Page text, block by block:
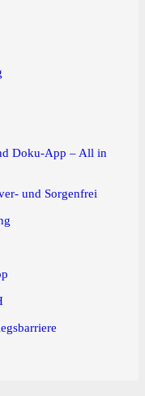
Doku-App – All in
und Sorgenfrei